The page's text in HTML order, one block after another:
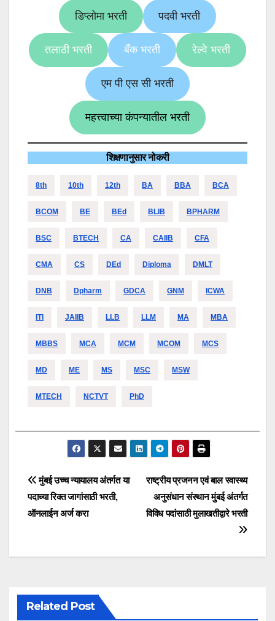
डिप्लोमा भरती पदवी भरती
तलाठी भरती बँक भरती रेल्वे भरती
एम पी एस सी भरती
महत्त्वाच्या कंपन्यातील भरती
शिक्षणानुसार नोकरी
8th 10th 12th BA BBA BCA
BCOM BE BEd BLIB BPHARM
BSC BTECH CA CAIIB CFA
CMA CS DEd Diploma DMLT
DNB Dpharm GDCA GNM ICWA
ITI JAIIB LLB LLM MA MBA
MBBS MCA MCM MCOM MCS
MD ME MS MSC MSW
MTECH NCTVT PhD
Post
navigation
राष्ट्रीय प्रजनन एवं बाल स्वास्थ्य
अनुसंधान संस्थान मुंबई अंतर्गत
विविध पदांसाठी मुलाखतीद्वारे भरती
मुंबई उच्च न्यायालय अंतर्गत या
पदाच्या रिक्त जागांसाठी भरती,
ऑनलाईन अर्ज करा
Related Post